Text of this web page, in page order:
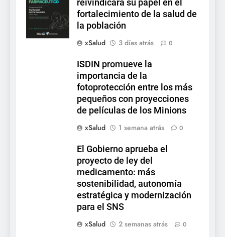
reivindicará su papel en el
fortalecimiento de la salud de
la población
xSalud
3 días atrás 0
ISDIN promueve la
importancia de la
fotoprotección entre los más
pequeños con proyecciones
de películas de los Minions
xSalud
1 semana atrás 0
El Gobierno aprueba el
proyecto de ley del
medicamento: más
sostenibilidad, autonomía
estratégica y modernización
para el SNS
xSalud
2 semanas atrás 0